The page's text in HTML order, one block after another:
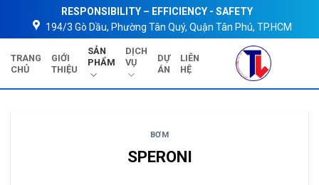
content
RESPONSIBILITY – EFFICIENCY - SAFETY
194/3 Gò Dầu, Phường Tân Quý, Quận Tân Phú, TP.HCM
TRANG
CHỦ
GIỚI
THIỆU
SẢN
PHẨM
DỊCH
VỤ
DỰ
ÁN
LIÊN
HỆ
BƠM
SPERONI